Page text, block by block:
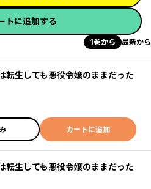
トに追加する
1巻から 最新から
転生しても悪役令嬢のままだった
カートに追加
転生しても悪役令嬢のままだった